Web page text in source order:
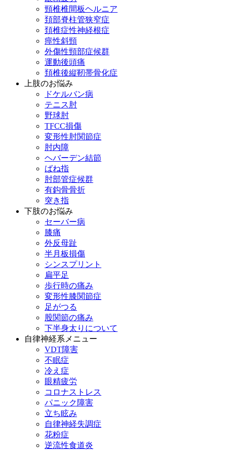
頸椎椎間板ヘルニア
頚部脊柱管狭窄症
頚椎症性神経根症
痙性斜頸
外傷性頸部症候群
運動後頭痛
頚椎後縦靭帯骨化症
上肢のお悩み
ドケルバン病
テニス肘
野球肘
TFCC損傷
変形性肘関節症
肘内障
ヘバーデン結節
ばね指
肘部管症候群
有鈎骨骨折
突き指
下肢のお悩み
セーバー病
膝痛
外反母趾
半月板損傷
シンスプリント
扁平足
歩行時の痛み
変形性膝関節症
足がつる
股関節の痛み
下半身太りについて
自律神経系メニュー
VDT障害
不眠症
冷え症
眼精疲労
コロナストレス
パニック障害
立ち眩み
自律神経失調症
花粉症
逆流性食道炎